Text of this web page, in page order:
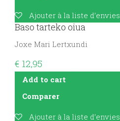
Ajouter à la liste d’envies
Baso tarteko oiua
Joxe Mari Lertxundi
€ 12,95
Add to cart
Comparer
Ajouter à la liste d’envies